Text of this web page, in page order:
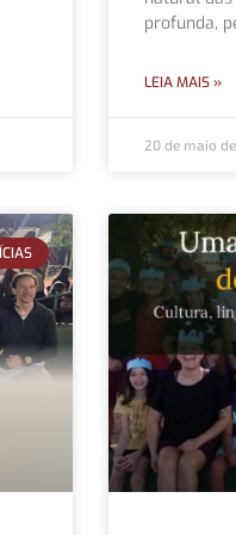
profunda,
LEIA MAIS »
20 de maio